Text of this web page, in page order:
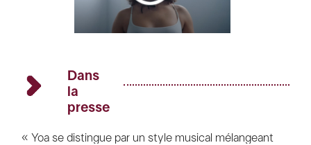
Dans
la
presse
« Yoa se distingue par un style musical mélangeant